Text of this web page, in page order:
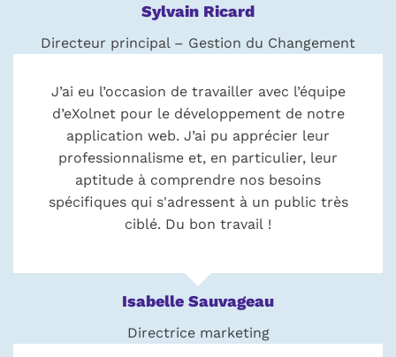
Sylvain Ricard
Directeur principal – Gestion du Changement
J’ai eu l’occasion de travailler avec l’équipe
d’eXolnet pour le développement de notre
application web. J’ai pu apprécier leur
professionnalisme et, en particulier, leur
aptitude à comprendre nos besoins
spécifiques qui s'adressent à un public très
ciblé. Du bon travail !
Isabelle Sauvageau
Directrice marketing